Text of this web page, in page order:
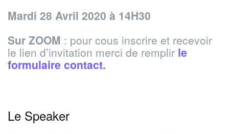
Mardi 28 Avril 2020 à 14H30
Sur ZOOM : pour cous inscrire et recevoir
le lien d’invitation merci de remplir le
formulaire contact.
Le Speaker